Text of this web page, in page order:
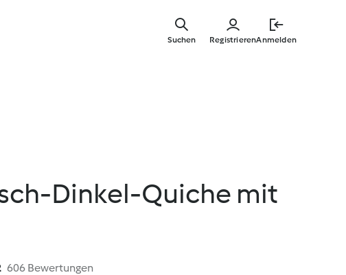
springen
RegistrierenAnmelden
Suchen
Dinkel-Quiche mit
606 Bewertungen